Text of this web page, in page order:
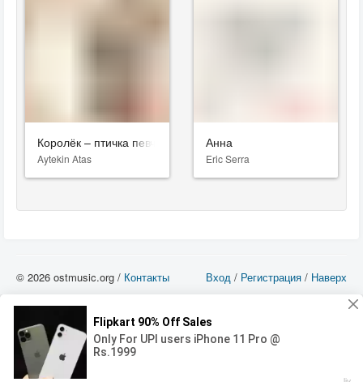
Королёк – птичка певчая
Aytekin Atas
Анна
Eric Serra
Вход / Регистрация / Наверх
© 2026 ostmusic.org / Контакты
можете использовать такие материалы только в том в случае, если
использование производится с ознакомительными целями - для прочих целей
вы должны приобрести лицензионную запись.